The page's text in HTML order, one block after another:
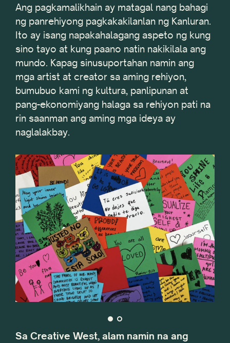
Ang pagkamalikhain ay matagal nang bahagi
ng panrehiyong pagkakakilanlan ng Kanluran.
Ito ay isang napakahalagang aspeto ng kung
sino tayo at kung paano natin nakikilala ang
mundo. Kapag sinusuportahan namin ang
mga artist at creator sa aming rehiyon,
bumubuo kami ng kultura, panlipunan at
pang-ekonomiyang halaga sa rehiyon pati na
rin saanman ang aming mga ideya ay
naglalakbay.
Sa Creative West, alam namin na ang